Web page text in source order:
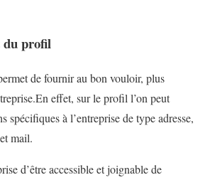
du profil
de fournir au bon vouloir, plus
effet, sur le profil l’on peut
spécifiques à l’entreprise de type adresse,
mail.
d’être accessible et joignable de